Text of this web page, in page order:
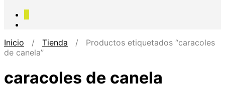
Inicio / Tienda / Productos etiquetados “caracoles
de canela”
caracoles de canela